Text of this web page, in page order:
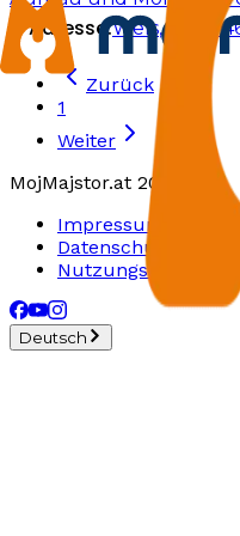
Adresse:Wels, ,
Zurück
1
Weiter
MojMajstor.at 2026
Impressum
Deutsch